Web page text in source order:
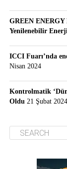
GREEN
Yenilenebilir
ICCI Fuarı’nda
Nisan 2024
Kontrolmatik
Oldu 21 Şubat 2024